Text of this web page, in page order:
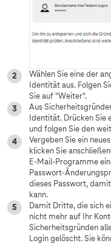
Wählen Sie eine der
Identität aus. Folgen
Sie auf "Weiter".
Aus
Identität. Drücken Sie
und folgen Sie den
Vergeben Sie ein
klicken Sie
E-Mail-Programme
Passwort-
dieses Passwort,
kann.
Damit Dritte, die sich
nicht mehr auf Ihr
Sicherheitsgründen
Login gelöscht. Sie